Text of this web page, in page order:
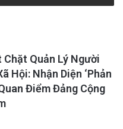
Chặt Quản Lý Người
Hội: Nhận Diện ‘Phản
Điểm Đảng Cộng